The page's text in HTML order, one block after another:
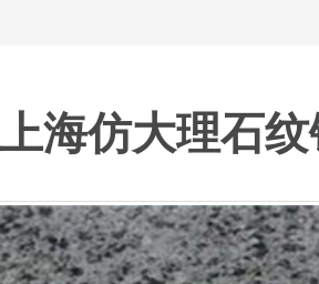
上海仿大理石